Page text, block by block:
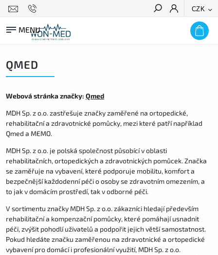
CZK
HLEDAT
QMED
Webová stránka značky: Qmed
MDH Sp. z o.o. zastřešuje značky zaměřené na ortopedické,
rehabilitační a zdravotnické pomůcky, mezi které patří například
Qmed a MEMO.
MDH Sp. z o.o. je polská společnost působící v oblasti
rehabilitačních, ortopedických a zdravotnických pomůcek. Značka
se zaměřuje na vybavení, které podporuje mobilitu, komfort a
bezpečnější každodenní péči o osoby se zdravotním omezením, a
to jak v domácím prostředí, tak v odborné péči.
V sortimentu značky MDH Sp. z o.o. zákazníci hledají především
rehabilitační a kompenzační pomůcky, které pomáhají usnadnit
péči, zvýšit pohodlí uživatelů a podpořit jejich větší samostatnost.
Pokud hledáte značku zaměřenou na zdravotnické a ortopedické
vybavení pro domácí i profesionální využití, MDH Sp. z o.o.